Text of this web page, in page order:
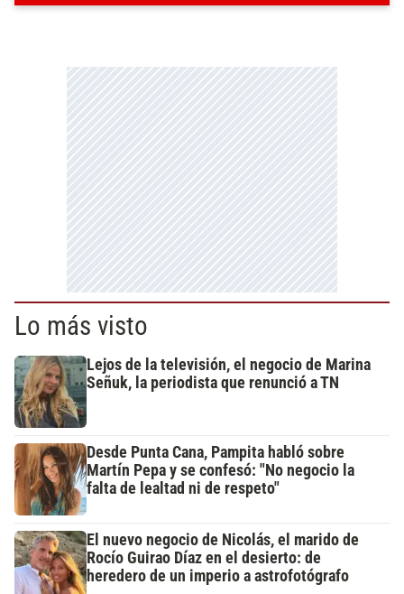
Lo más visto
Lejos de la televisión, el negocio de Marina
Señuk, la periodista que renunció a TN
Desde Punta Cana, Pampita habló sobre
Martín Pepa y se confesó: "No negocio la
falta de lealtad ni de respeto"
El nuevo negocio de Nicolás, el marido de
Rocío Guirao Díaz en el desierto: de
heredero de un imperio a astrofotógrafo